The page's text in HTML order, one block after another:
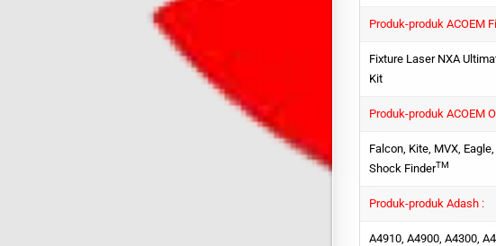
Produk-produk ACOEM
Fixture Laser NXA
Kit
Produk-produk ACOEM
Falcon, Kite, MVX,
Shock FinderTM
Produk-produk Adash :
A4910, A4900, A4300,